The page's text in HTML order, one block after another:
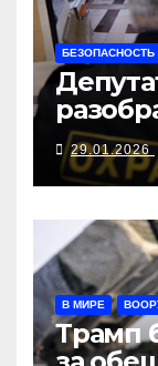
БЕЗОПАСНОСТЬ
29.01.2026
В МИРЕ
Трамп